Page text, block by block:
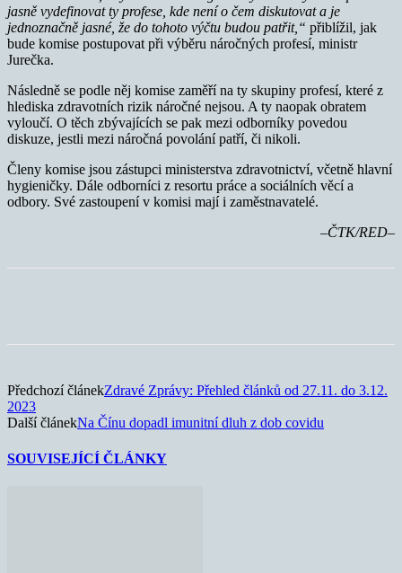
jasně vydefinovat ty profese, kde není o čem diskutovat a je
jednoznačně jasné, že do tohoto výčtu budou patřit,“ přiblížil, jak
bude komise postupovat při výběru náročných profesí, ministr
Jurečka.
Následně se podle něj komise zaměří na ty skupiny profesí, které z
hlediska zdravotních rizik náročné nejsou. A ty naopak obratem
vyloučí. O těch zbývajících se pak mezi odborníky povedou
diskuze, jestli mezi náročná povolání patří, či nikoli.
Členy komise jsou zástupci ministerstva zdravotnictví, včetně hlavní
hygieničky. Dále odborníci z resortu práce a sociálních věcí a
odbory. Své zastoupení v komisi mají i zaměstnavatelé.
–ČTK/RED–
Předchozí článekZdravé Zprávy: Přehled článků od 27.11. do 3.12.
2023
Další článekNa Čínu dopadl imunitní dluh z dob covidu
SOUVISEJÍCÍ ČLÁNKY